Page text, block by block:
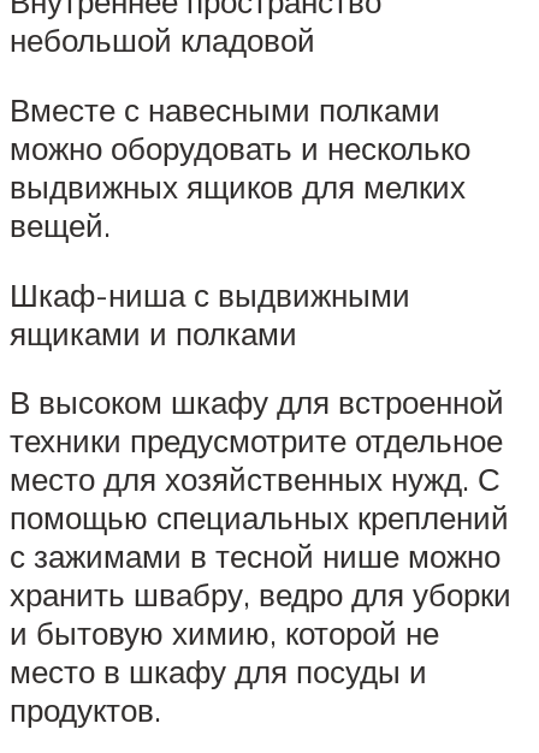
небольшой кладовой
Вместе с навесными полками
можно оборудовать и несколько
выдвижных ящиков для мелких
вещей.
Шкаф-ниша с выдвижными
ящиками и полками
В высоком шкафу для встроенной
техники предусмотрите отдельное
место для хозяйственных нужд. С
помощью специальных креплений
с зажимами в тесной нише можно
хранить швабру, ведро для уборки
и бытовую химию, которой не
место в шкафу для посуды и
продуктов.